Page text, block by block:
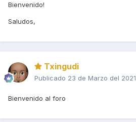
Bienvenido!
Saludos,
Txingudi
Publicado 23 de Marzo del 2021
Bienvenido al foro